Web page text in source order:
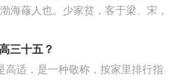
海蓚人也。少家贫，客于梁、宋，
自高，每吟一篇，喜为好诗者称
三十五？
高适，是一种敬称，按家里排行指